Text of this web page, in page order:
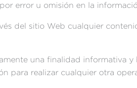
error u omisión en la
del sitio Web cualquier
una finalidad informativa
para realizar cualquier otra